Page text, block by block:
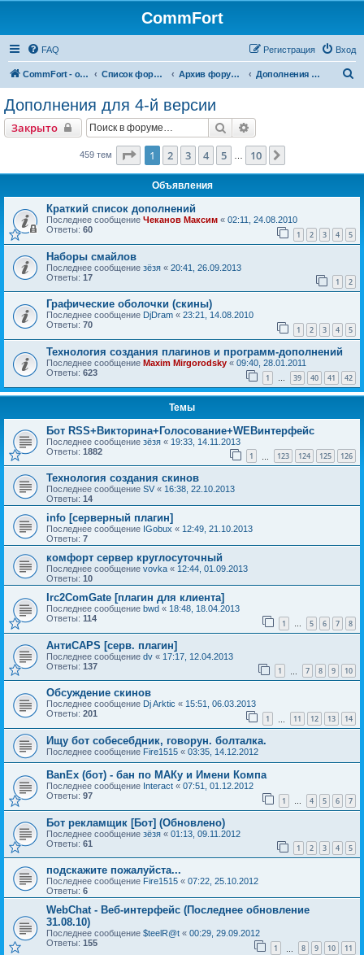
CommFort
FAQ Вход
Регистрация
CommFort - официальный сайт Список форумов Архив форумов CommFort Дополнения для 4-й версии
Дополнения для 4-й версии
Закрыто Поиск
459 тем Страница из 10
1 2 3 4 5 10
Объявления
Краткий список дополнений
Последнее сообщение Чеканов Максим « 02:11, 24.08.2010
Ответы: 60 1 2 3 4 5
Наборы смайлов
Последнее сообщение зёзя « 20:41, 26.09.2013
Ответы: 17 1 2
Графические оболочки (скины)
Последнее сообщение DjDram « 23:21, 14.08.2010
Ответы: 70 1 2 3 4 5
Технология создания плагинов и программ-дополнений
Последнее сообщение Maxim Mirgorodsky « 09:40, 28.01.2011
Ответы: 623 1 … 39 40 41 42
Темы
Бот RSS+Викторина+Голосование+WEBинтерфейс
Последнее сообщение зёзя « 19:33, 14.11.2013
Ответы: 1882 1 123 124 125 126
Технология создания скинов
Последнее сообщение SV « 16:38, 22.10.2013
Ответы: 14
info [серверный плагин]
Последнее сообщение IGobux « 12:49, 21.10.2013
Ответы: 7
комфорт сервер круглосуточный
Последнее сообщение vovka « 12:44, 01.09.2013
Ответы: 10
Irc2ComGate [плагин для клиента]
Последнее сообщение bwd « 18:48, 18.04.2013
Ответы: 114 1 … 5 6 7 8
АнтиCAPS [серв. плагин]
Последнее сообщение dv « 17:17, 12.04.2013
Ответы: 137 1 7 8 9 10
Обсуждение скинов
Последнее сообщение Dj Arktic « 15:51, 06.03.2013
Ответы: 201 1 11 12 13 14
Ищу бот собесебдник, говорун. болталка.
Последнее сообщение Fire1515 « 03:35, 14.12.2012
BanEx (бот) - бан по МАКу и Имени Компа
Последнее сообщение Interact « 07:51, 01.12.2012
Ответы: 97 1 … 4 5 6 7
Бот рекламщик [Бот] (Обновлено)
Последнее сообщение зёзя « 01:13, 09.11.2012
Ответы: 61 1 2 3 4 5
подскажите пожалуйста...
Последнее сообщение Fire1515 « 07:22, 25.10.2012
Ответы: 6
WebChat - Веб-интерфейс (Последнее обновление
31.08.10)
Последнее сообщение $teelR@t « 00:29, 29.09.2012
Ответы: 155 1 8 9 10 11